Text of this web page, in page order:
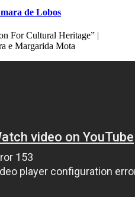
de Lobos
For Cultural Heritage” |
e Margarida Mota